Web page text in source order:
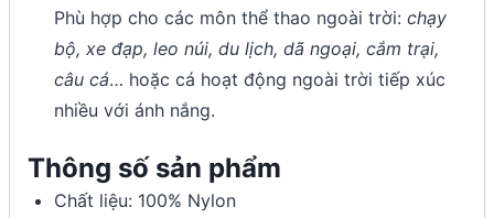
Phù hợp cho các môn thể thao ngoài trời: chạy
bộ, xe đạp, leo núi, du lịch, dã ngoại, cắm trại,
câu cá… hoặc cá hoạt động ngoài trời tiếp xúc
nhiều với ánh nắng.
Thông số sản phẩm
Chất liệu: 100% Nylon